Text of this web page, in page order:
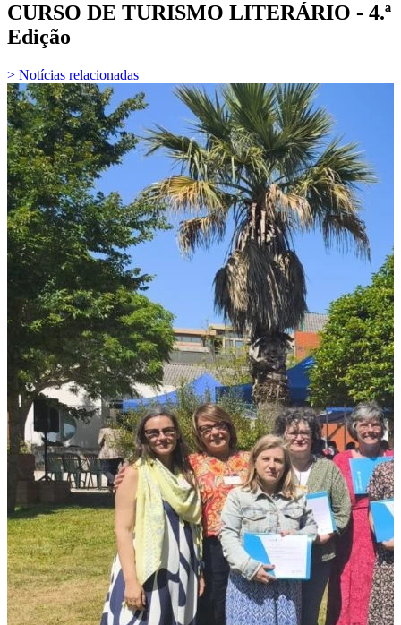
CURSO DE TURISMO LITERÁRIO - 4.ª
Edição
> Notícias relacionadas